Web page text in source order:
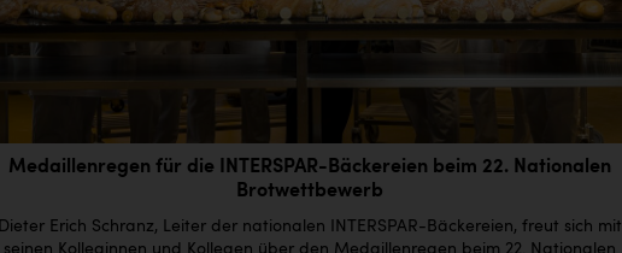
Medaillenregen für die INTERSPAR-Bäckereien beim 22. Nationalen
Brotwettbewerb
Dieter Erich Schranz, Leiter der nationalen INTERSPAR-Bäckereien, freut sich mit